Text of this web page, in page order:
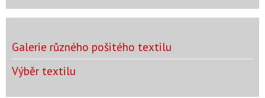
Galerie různého pošitého textilu
Výběr textilu